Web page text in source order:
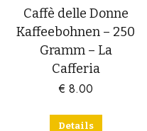
Caffè delle Donne
Kaffeebohnen – 250
Gramm – La
Cafferia
€ 8.00
Details